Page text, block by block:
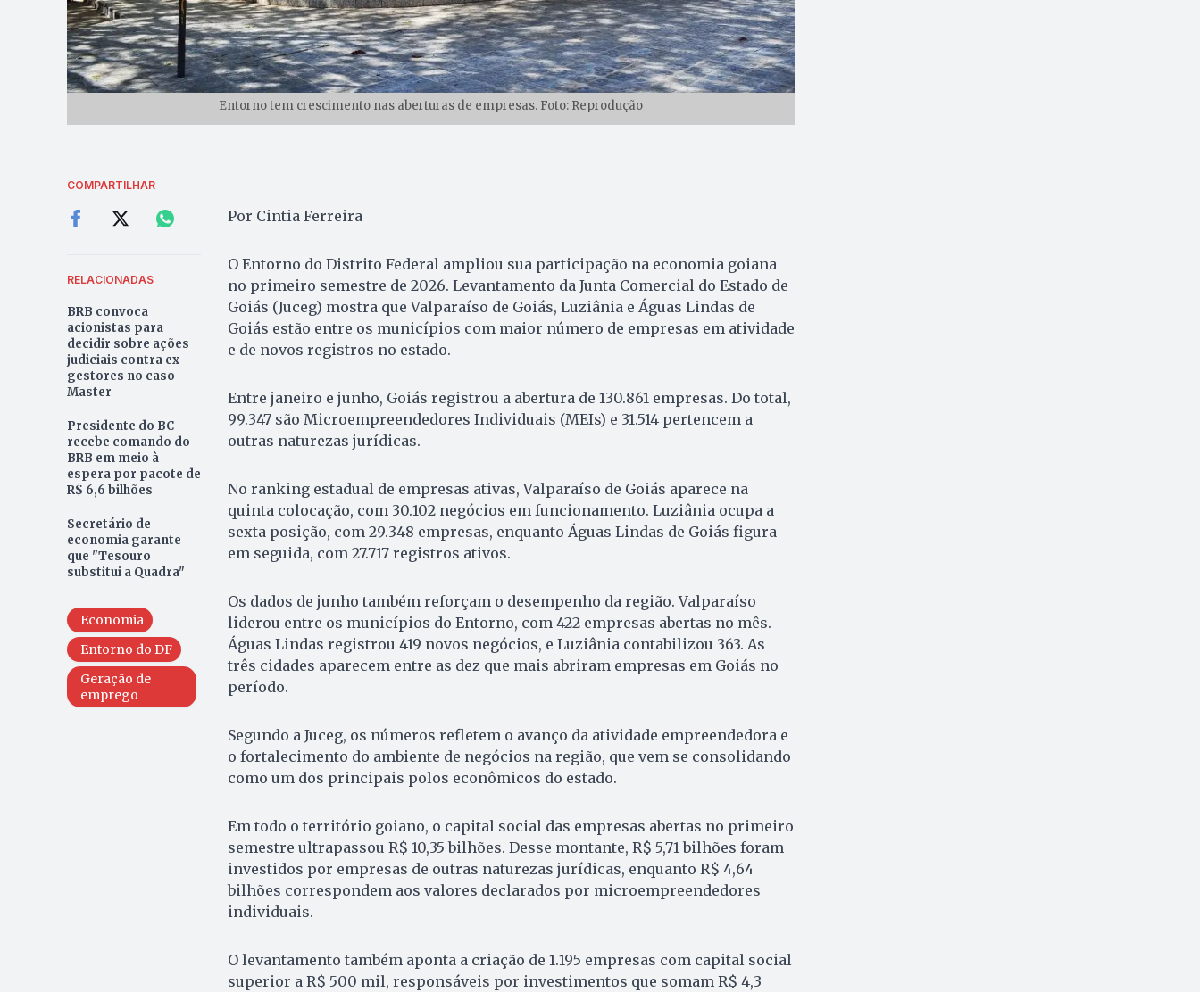
Entorno tem crescimento nas aberturas de empresas. Foto: Reprodução
COMPARTILHAR
RELACIONADAS
BRB convoca
acionistas para
decidir sobre ações
judiciais contra ex-
gestores no caso
Master
Presidente do BC
recebe comando do
BRB em meio à
espera por pacote de
R$ 6,6 bilhões
Secretário de
economia garante
que "Tesouro
substitui a Quadra"
Economia
Entorno do DF
Geração de
emprego
Por Cintia Ferreira
O Entorno do Distrito Federal ampliou sua participação na economia goiana
no primeiro semestre de 2026. Levantamento da Junta Comercial do Estado de
Goiás (Juceg) mostra que Valparaíso de Goiás, Luziânia e Águas Lindas de
Goiás estão entre os municípios com maior número de empresas em atividade
e de novos registros no estado.
Entre janeiro e junho, Goiás registrou a abertura de 130.861 empresas. Do total,
99.347 são Microempreendedores Individuais (MEIs) e 31.514 pertencem a
outras naturezas jurídicas.
No ranking estadual de empresas ativas, Valparaíso de Goiás aparece na
quinta colocação, com 30.102 negócios em funcionamento. Luziânia ocupa a
sexta posição, com 29.348 empresas, enquanto Águas Lindas de Goiás figura
em seguida, com 27.717 registros ativos.
Os dados de junho também reforçam o desempenho da região. Valparaíso
liderou entre os municípios do Entorno, com 422 empresas abertas no mês.
Águas Lindas registrou 419 novos negócios, e Luziânia contabilizou 363. As
três cidades aparecem entre as dez que mais abriram empresas em Goiás no
período.
Segundo a Juceg, os números refletem o avanço da atividade empreendedora e
o fortalecimento do ambiente de negócios na região, que vem se consolidando
como um dos principais polos econômicos do estado.
Em todo o território goiano, o capital social das empresas abertas no primeiro
semestre ultrapassou R$ 10,35 bilhões. Desse montante, R$ 5,71 bilhões foram
investidos por empresas de outras naturezas jurídicas, enquanto R$ 4,64
bilhões correspondem aos valores declarados por microempreendedores
individuais.
O levantamento também aponta a criação de 1.195 empresas com capital social
superior a R$ 500 mil, responsáveis por investimentos que somam R$ 4,3